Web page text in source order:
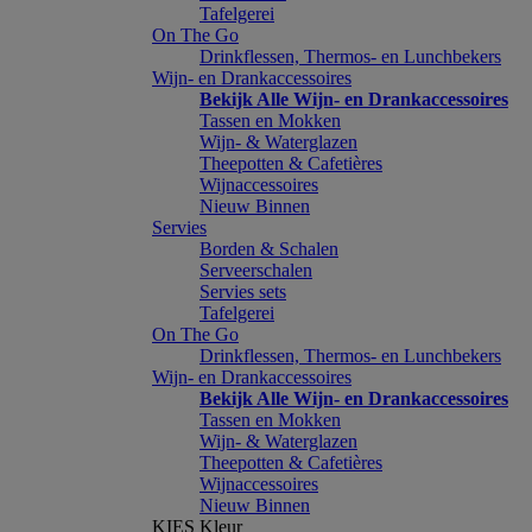
Tafelgerei
On The Go
Drinkflessen, Thermos- en Lunchbekers
Wijn- en Drankaccessoires
Bekijk Alle Wijn- en Drankaccessoires
Tassen en Mokken
Wijn- & Waterglazen
Theepotten & Cafetières
Wijnaccessoires
Nieuw Binnen
Servies
Borden & Schalen
Serveerschalen
Servies sets
Tafelgerei
On The Go
Drinkflessen, Thermos- en Lunchbekers
Wijn- en Drankaccessoires
Bekijk Alle Wijn- en Drankaccessoires
Tassen en Mokken
Wijn- & Waterglazen
Theepotten & Cafetières
Wijnaccessoires
Nieuw Binnen
KIES Kleur